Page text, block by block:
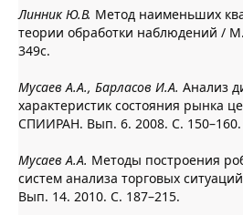
Линник Ю.В. Метод наименьших
теории обработки наблюдений /
349с.
Мусаев А.А., Барласов И.А. Анализ
характеристик состояния рынка
СПИИРАН. Вып. 6. 2008. С. 150–160.
Мусаев А.А. Методы построения
систем анализа торговых
Вып. 14. 2010. С. 187–215.